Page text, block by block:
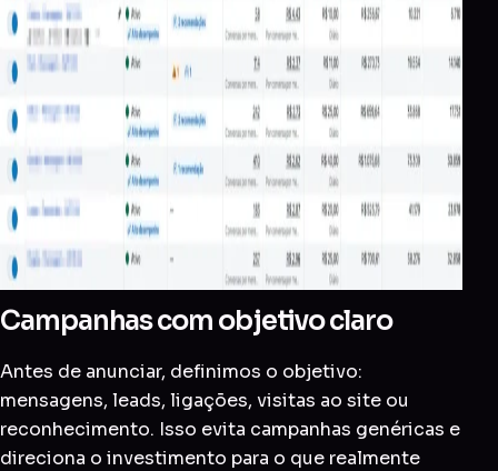
Campanhas com objetivo claro
Antes de anunciar, definimos o objetivo:
mensagens, leads, ligações, visitas ao site ou
reconhecimento. Isso evita campanhas genéricas e
direciona o investimento para o que realmente